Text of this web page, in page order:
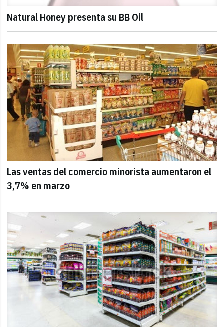
Natural Honey presenta su BB Oil
Las ventas del comercio minorista aumentaron el
3,7% en marzo